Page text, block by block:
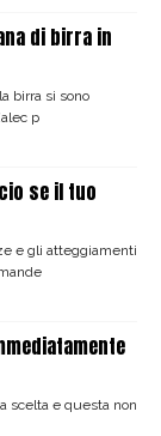
di birra in
birra si sono
p
se il tuo
e gli atteggiamenti
scelta e questa non